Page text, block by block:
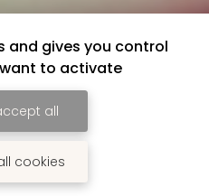
and gives you control
to activate
all
cookies